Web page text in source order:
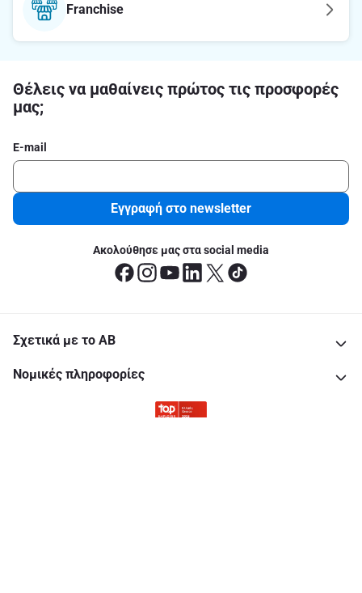
Franchise
Θέλεις να μαθαίνεις πρώτος τις προσφορές
μας;
E-mail
Εγγραφή στο newsletter
Ακολούθησε μας στα social media
Σχετικά με το ΑΒ
Νομικές πληροφορίες